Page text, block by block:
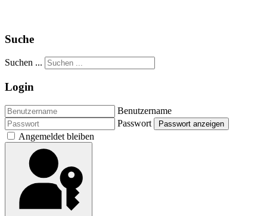
Suche
Suchen ...
Login
Benutzername
Passwort
Passwort anzeigen
Angemeldet bleiben